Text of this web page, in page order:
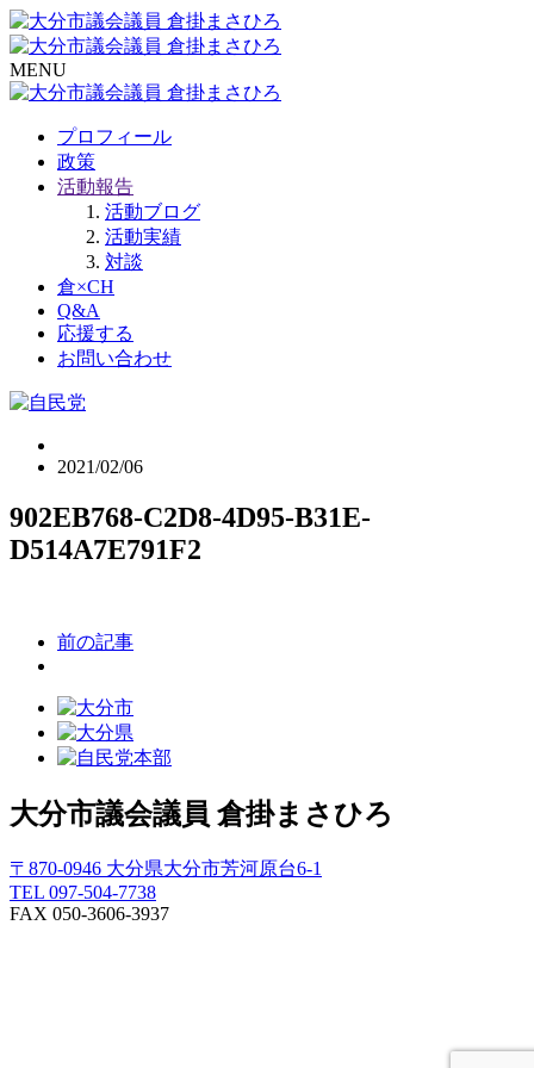
MENU
プロフィール
政策
活動報告
活動ブログ
活動実績
対談
倉×CH
Q&A
応援する
お問い合わせ
2021/02/06
902EB768-C2D8-4D95-B31E-
D514A7E791F2
前の記事
大分市議会議員 倉掛まさひろ
〒870-0946 大分県大分市芳河原台6-1
TEL 097-504-7738
FAX 050-3606-3937